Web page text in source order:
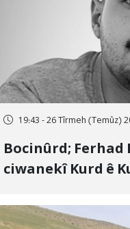
19:43 - 26 Tîrmeh (Temûz)
Bocinûrd; Ferhad
ciwanekî Kurd ê
cezakirin